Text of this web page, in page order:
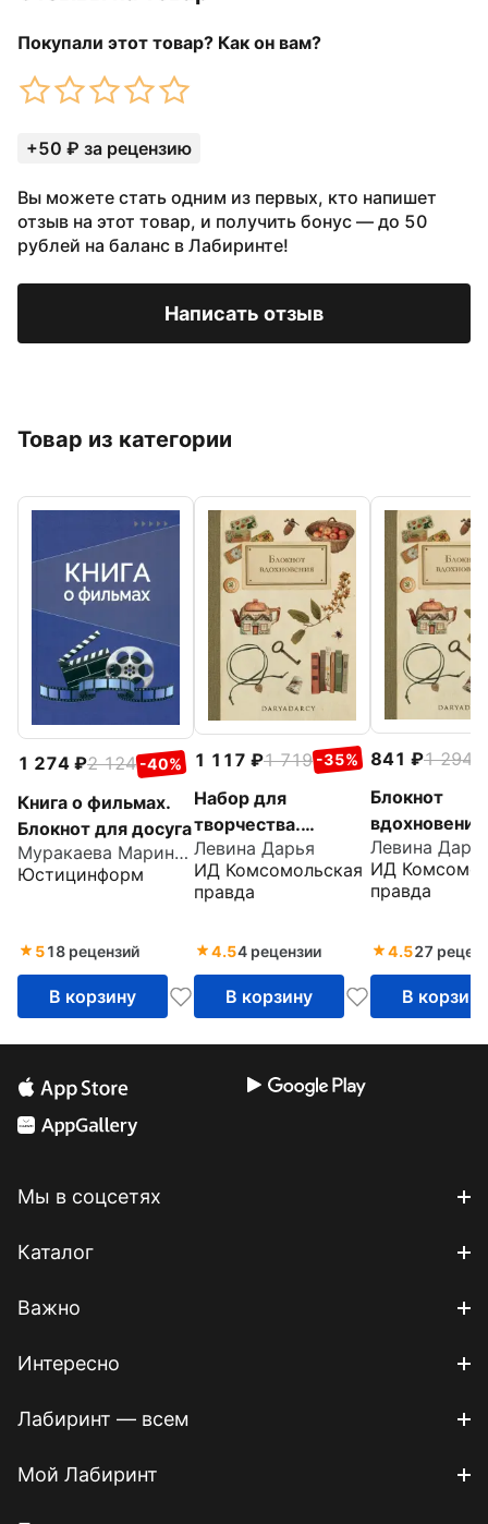
Покупали этот товар? Как он вам?
+50 ₽ за рецензию
Вы можете стать одним из первых, кто напишет
отзыв на этот товар, и получить бонус — до 50
рублей на баланс в Лабиринте!
Написать отзыв
Товар из категории
1 274 2 124 -40%
Книга о фильмах.
Блокнот для досуга
Муракаева Марина Борисовна
Юстицинформ
518 рецензий
В корзину
1 117 1 719 -35%
Набор для
творчества.
Вдохновение
Левина Дарья
ИД Комсомольская
правда
4.54 рецензии
В корзину
841 1 294
Блокнот
вдохновения
Левина
ИД
правда
4.527
В корзину
Мы в соцсетях
Каталог
Важно
Интересно
Лабиринт — всем
Мой Лабиринт